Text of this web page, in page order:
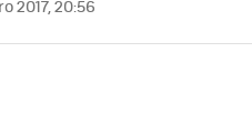
2017, 20:56